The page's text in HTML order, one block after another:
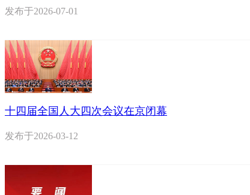
发布于2026-07-01
十四届全国人大四次会议在京闭幕
发布于2026-03-12